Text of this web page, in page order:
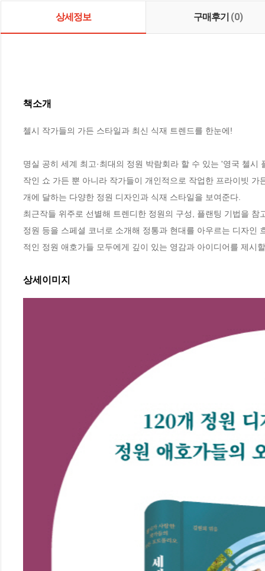
상세정보 구매후기 (0)
책소개
첼시 작가들의 가든 스타일과 최신 식재 트렌드를 한눈에!
명실 공히 세계 최고·최대의 정원 박람회라 할 수 있는 '영국 첼
작인 쇼 가든 뿐 아니라 작가들이 개인적으로 작업한 프라이빗
개에 달하는 다양한 정원 디자인과 식재 스타일을 보여준다.
최근작들 위주로 선별해 트렌디한 정원의 구성, 플랜팅 기법을
정원 등을 스페셜 코너로 소개해 정통과 현대를 아우르는 디자인
적인 정원 애호가들 모두에게 깊이 있는 영감과 아이디어를 제시
상세이미지